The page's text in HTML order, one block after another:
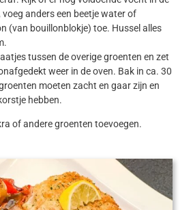
anders een beetje water of
(van bouillonblokje) toe. Hussel alles
tussen de overige groenten en zet
weer in de oven. Bak in ca. 30
moeten zacht en gaar zijn en
hebben.
of andere groenten toevoegen.